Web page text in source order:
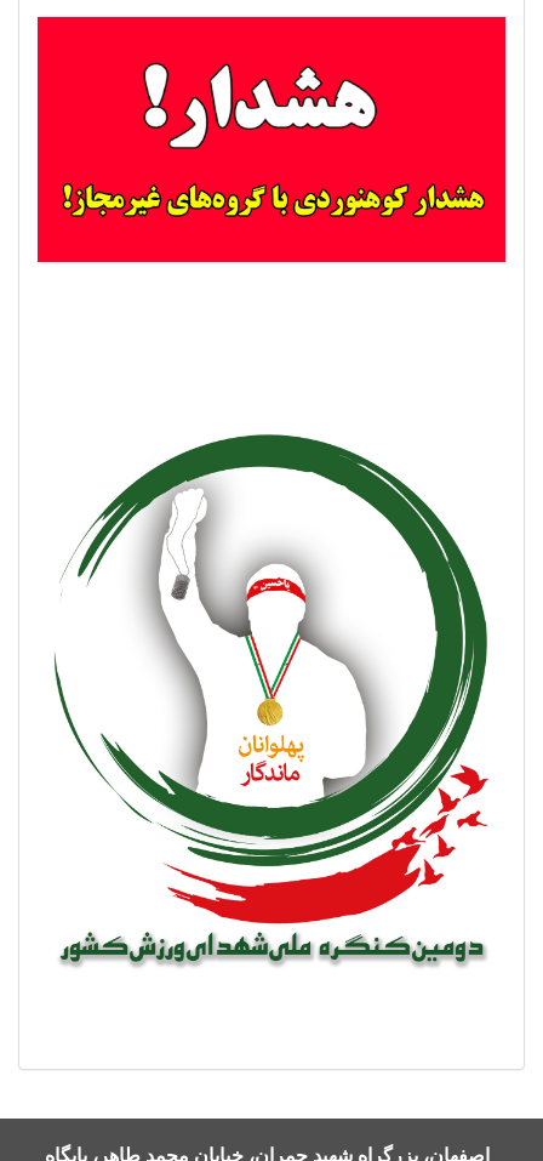
اصفهان، بزرگراه شهید چمران، خیابان محمد طاهر، پایگاه